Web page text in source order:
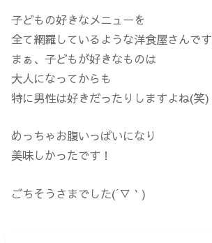
子どもの好きなメニューを
全て網羅しているような洋食屋さんです
まぁ、子どもが好きなものは
大人になってからも
特に男性は好きだったりしますよね(笑)
めっちゃお腹いっぱいになり
美味しかったです！
ごちそうさまでした(´▽｀)